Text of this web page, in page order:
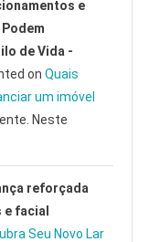
e
de Vida -
onQuais
um imóvel
Neste
reforçada
e facial
Seu Novo Lar